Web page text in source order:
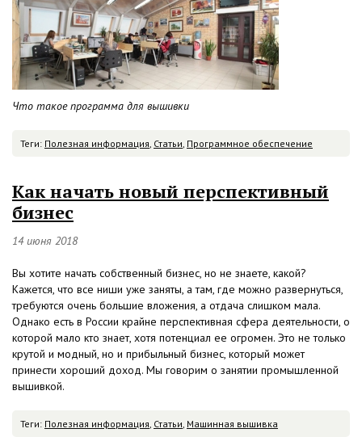
Что такое программа для вышивки
Теги: Полезная информация, Статьи, Программное обеспечение
Как начать новый перспективный
бизнес
14 июня 2018
Вы хотите начать собственный бизнес, но не знаете, какой?
Кажется, что все ниши уже заняты, а там, где можно развернуться,
требуются очень большие вложения, а отдача слишком мала.
Однако есть в России крайне перспективная сфера деятельности, о
которой мало кто знает, хотя потенциал ее огромен. Это не только
крутой и модный, но и прибыльный бизнес, который может
принести хороший доход. Мы говорим о занятии промышленной
вышивкой.
Теги: Полезная информация, Статьи, Машинная вышивка